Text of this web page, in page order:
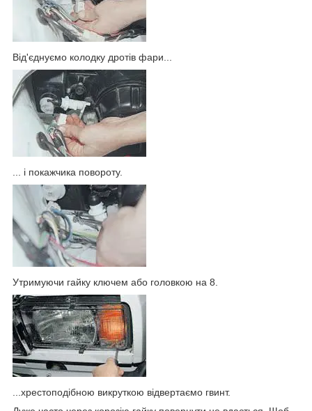
Від'єднуємо колодку дротів фари...
... і покажчика повороту.
Утримуючи гайку ключем або головкою на 8.
...хрестоподібною викруткою відвертаємо гвинт.